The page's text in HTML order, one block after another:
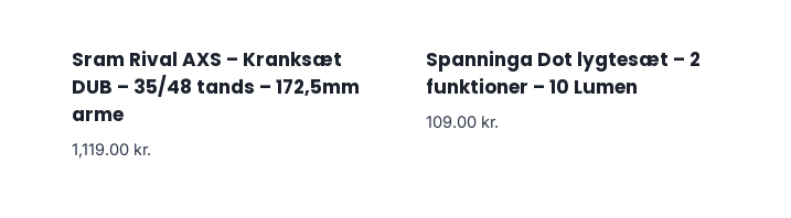
Sram Rival AXS – Kranksæt
DUB – 35/48 tands – 172,5mm
arme
1,119.00 kr.
Spanninga Dot lygtesæt – 2
funktioner – 10 Lumen
109.00 kr.